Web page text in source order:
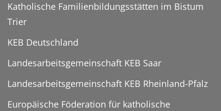
Katholische Familienbildungsstätten im Bistum
Trier
KEB Deutschland
Landesarbeitsgemeinschaft KEB Saar
Landesarbeitsgemeinschaft KEB Rheinland-Pfalz
Europäische Föderation für katholische